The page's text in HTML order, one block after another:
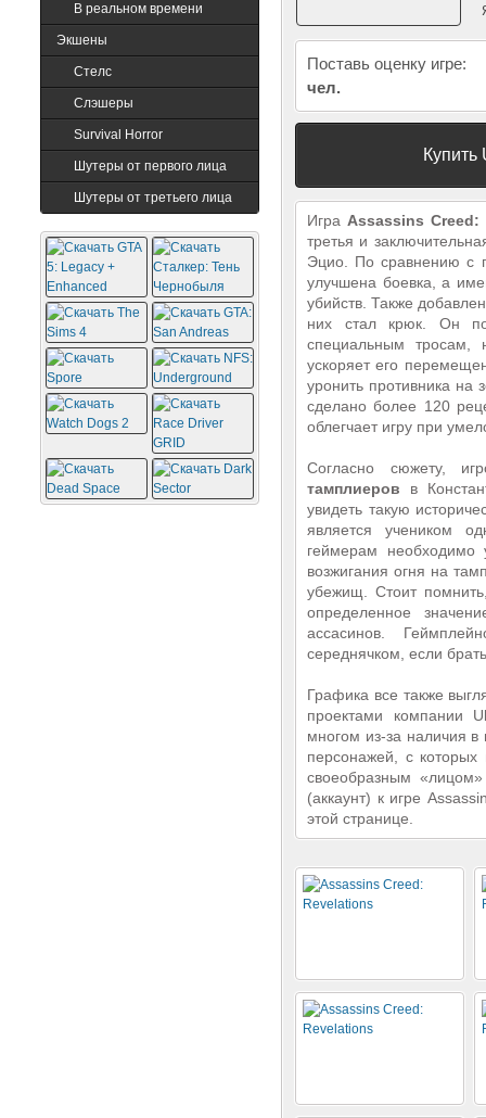
Поставь оценку игре:
чел.
Купить
Игра Assassins Creed:
третья и
Эцио. По сравнению с
улучшена боевка, а
убийств. Также
них стал крюк. Он
специальным тросам,
ускоряет его
уронить противника на
сделано более 120
облегчает игру при
Согласно сюжету,
тамплиеров в
увидеть такую
является учеником
геймерам необходимо
возжигания огня на
убежищ. Стоит
определенное
ассасинов.
середнячком, если
Графика все также
проектами компании
многом из-за наличия
персонажей, с
своеобразным
(аккаунт) к игре
этой странице.
В реальном времени
Экшены
Cтелс
Слэшеры
Survival Horror
Шутеры от первого лица
Шутеры от третьего лица